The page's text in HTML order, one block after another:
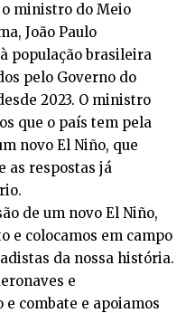
ministro do Meio
João Paulo
população brasileira
pelo Governo do
2023. O ministro
que o país tem pela
novo El Niño, que
as respostas já
de um novo El Niño,
e colocamos em campo
da nossa história.
e
combate e apoiamos